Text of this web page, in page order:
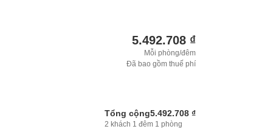
5.492.708 ₫
Mỗi phòng/đêm
Đã bao gồm thuế phí
Tổng cộng5.492.708 ₫
2 khách 1 đêm 1 phòng